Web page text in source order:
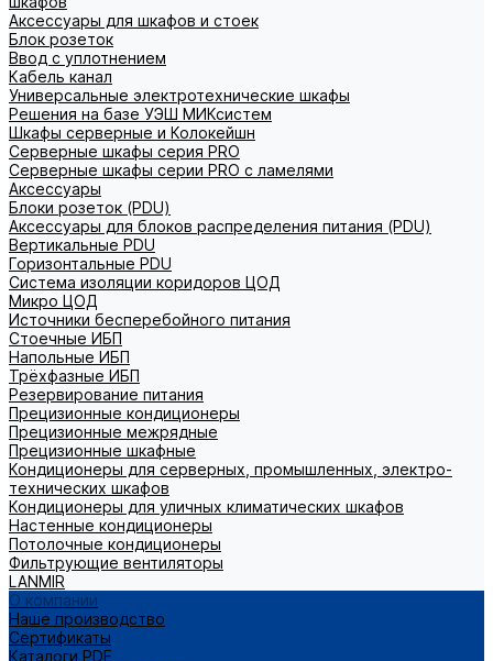
Аксессуары для шкафов и стоек
Блок розеток
Ввод с уплотнением
Кабель канал
Универсальные электротехнические шкафы
Решения на базе УЭШ МИКсистем
Шкафы серверные и Колокейшн
Серверные шкафы серия PRO
Серверные шкафы серии PRO с ламелями
Аксессуары
Блоки розеток (PDU)
Аксессуары для блоков распределения питания (PDU)
Вертикальные PDU
Горизонтальные PDU
Система изоляции коридоров ЦОД
Микро ЦОД
Источники бесперебойного питания
Стоечные ИБП
Напольные ИБП
Трёхфазные ИБП
Резервирование питания
Прецизионные кондиционеры
Прецизионные межрядные
Прецизионные шкафные
Кондиционеры для серверных, промышленных, электро-
технических шкафов
Кондиционеры для уличных климатических шкафов
Настенные кондиционеры
Потолочные кондиционеры
Фильтрующие вентиляторы
LANMIR
О компании
Наше производство
Сертификаты
Каталоги PDF